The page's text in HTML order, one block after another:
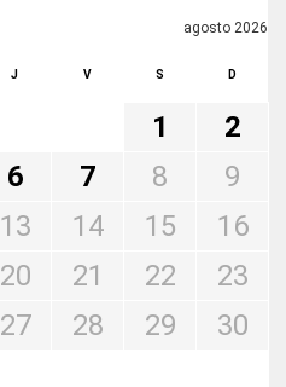
agosto 2026
J V S D
1
2
6 7 8
9
13 14 15
16
20 21 22
23
27 28 29
30